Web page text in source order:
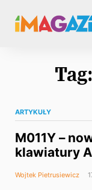
Tag:
ARTYKUŁY
M011Y –
klawiatury
Wojtek Pietrusiewicz